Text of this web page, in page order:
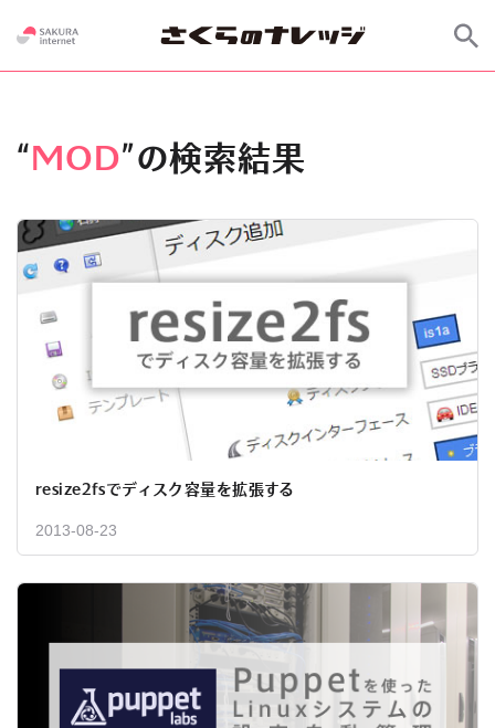
“ MOD”の検索結果
resize2fsでディスク容量を拡張する
2013-08-23